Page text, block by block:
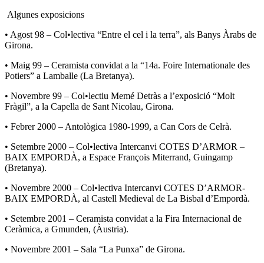
Algunes exposicions
• Agost 98 – Col•lectiva “Entre el cel i la terra”, als Banys Àrabs de
Girona.
• Maig 99 – Ceramista convidat a la “14a. Foire Internationale des
Potiers” a Lamballe (La Bretanya).
• Novembre 99 – Col•lectiu Memé Detràs a l’exposició “Molt
Fràgil”, a la Capella de Sant Nicolau, Girona.
• Febrer 2000 – Antològica 1980-1999, a Can Cors de Celrà.
• Setembre 2000 – Col•lectiva Intercanvi COTES D’ARMOR –
BAIX EMPORDÀ, a Espace François Miterrand, Guingamp
(Bretanya).
• Novembre 2000 – Col•lectiva Intercanvi COTES D’ARMOR-
BAIX EMPORDÀ, al Castell Medieval de La Bisbal d’Empordà.
• Setembre 2001 – Ceramista convidat a la Fira Internacional de
Ceràmica, a Gmunden, (Àustria).
• Novembre 2001 – Sala “La Punxa” de Girona.